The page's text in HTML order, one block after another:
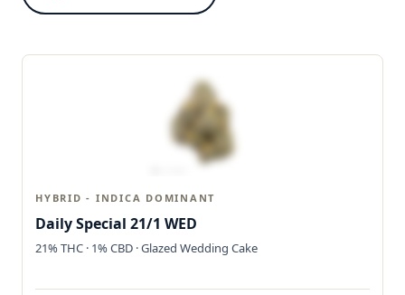
HYBRID - INDICA DOMINANT
Daily Special 21/1 WED
21% THC · 1% CBD · Glazed Wedding Cake